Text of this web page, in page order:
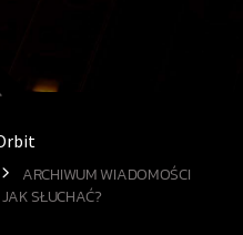
ARCHIWUM WIADOMOŚCI
JAK SŁUCHAĆ?